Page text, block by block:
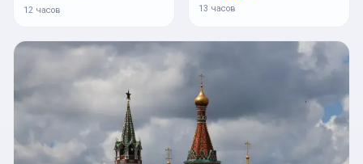
12 часов 13 часов